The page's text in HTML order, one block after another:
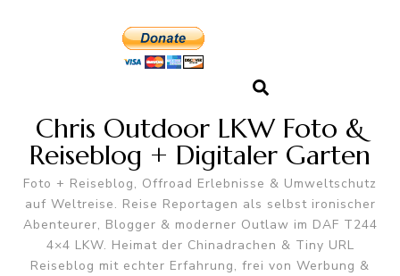
Chris Outdoor LKW Foto &
Reiseblog + Digitaler Garten
Foto + Reiseblog, Offroad Erlebnisse & Umweltschutz
auf Weltreise. Reise Reportagen als selbst ironischer
Abenteurer, Blogger & moderner Outlaw im DAF T244
4×4 LKW. Heimat der Chinadrachen & Tiny URL
Reiseblog mit echter Erfahrung, frei von Werbung &